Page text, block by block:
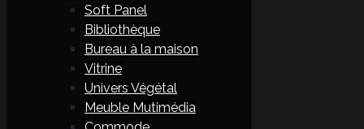
Soft Panel
Bibliothèque
Bureau à la maison
Vitrine
Univers Végétal
Meuble Mutimédia